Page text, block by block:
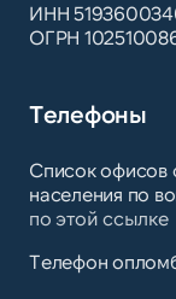
ИНН
ОГРН
Телефоны
Список офисов
населения по
по этой ссылке
Телефон